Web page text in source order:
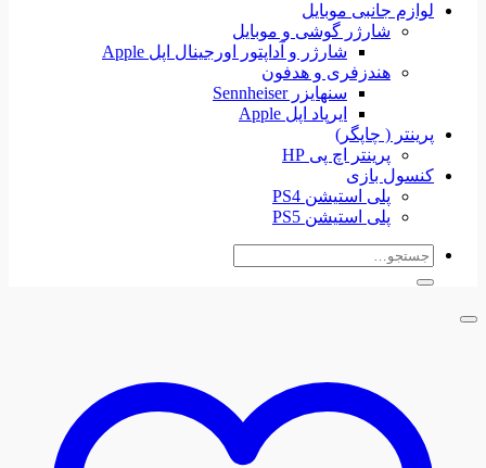
لوازم جانبی موبایل
شارژر گوشی و موبایل
شارژر و آداپتور اورجینال اپل Apple
هندزفری و هدفون
سنهایزر Sennheiser
ایرپاد اپل Apple
پرینتر ( چاپگر)
پرینتر اچ پی HP
کنسول بازی
پلی استیشن PS4
پلی استیشن PS5
جستجو